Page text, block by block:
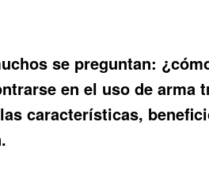
se preguntan:
en el uso dearma
características,